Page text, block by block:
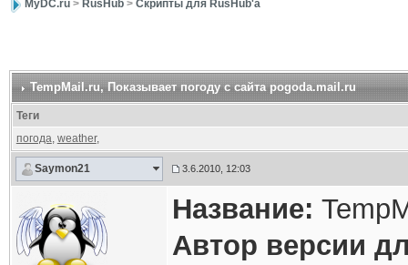
MyDC.ru> RusHub> Скрипты для RusHub'а
TempMail.ru, Показывает погоду с сайта pogoda.mail.ru
Теги
погода, weather,
Saymon21 3.6.2010, 12:03
Название:
Автор версии